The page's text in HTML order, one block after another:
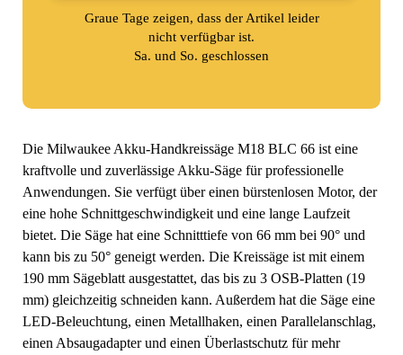
Graue Tage zeigen, dass der Artikel leider
nicht verfügbar ist.
Sa. und So. geschlossen
Die Milwaukee Akku-Handkreissäge M18 BLC 66 ist eine
kraftvolle und zuverlässige Akku-Säge für professionelle
Anwendungen. Sie verfügt über einen bürstenlosen Motor, der
eine hohe Schnittgeschwindigkeit und eine lange Laufzeit
bietet. Die Säge hat eine Schnitttiefe von 66 mm bei 90° und
kann bis zu 50° geneigt werden. Die Kreissäge ist mit einem
190 mm Sägeblatt ausgestattet, das bis zu 3 OSB-Platten (19
mm) gleichzeitig schneiden kann. Außerdem hat die Säge eine
LED-Beleuchtung, einen Metallhaken, einen Parallelanschlag,
einen Absaugadapter und einen Überlastschutz für mehr